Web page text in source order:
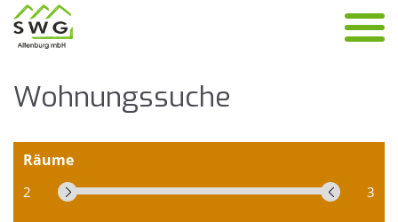
Woh­nungs­su­che
Räume
2 3